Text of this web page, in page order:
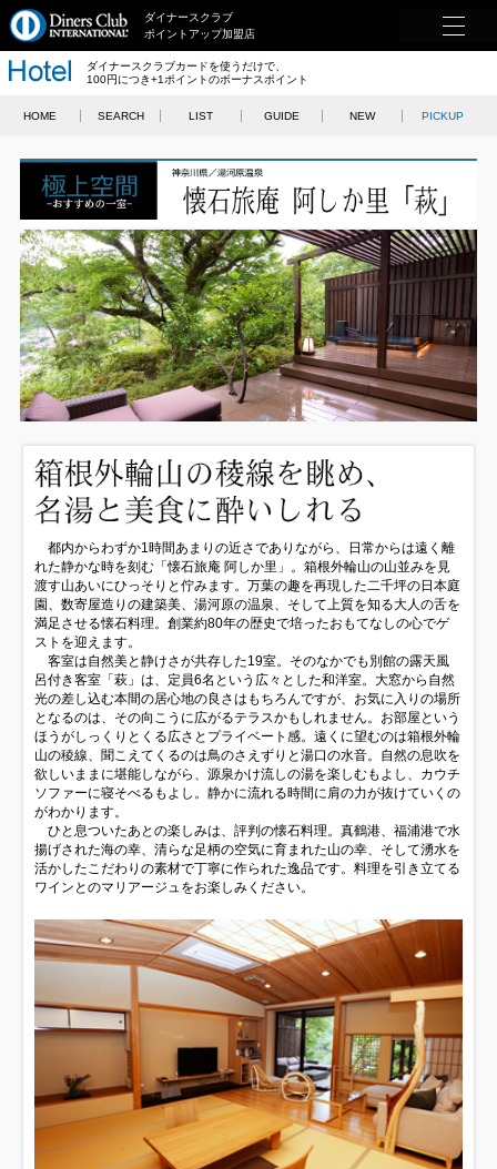
ダイナースクラブ
ポイントアップ加盟店
ダイナースクラブカードを使うだけで、
100円につき+1ポイントのボーナスポイント
HOME SEARCH LIST GUIDE NEW PICKUP
都内からわずか1時間あまりの近さでありながら、日常からは遠く離
れた静かな時を刻む「懐石旅庵 阿しか里」。箱根外輪山の山並みを見
渡す山あいにひっそりと佇みます。万葉の趣を再現した二千坪の日本庭
園、数寄屋造りの建築美、湯河原の温泉、そして上質を知る大人の舌を
満足させる懐石料理。創業約80年の歴史で培ったおもてなしの心でゲ
ストを迎えます。
客室は自然美と静けさが共存した19室。そのなかでも別館の露天風
呂付き客室「萩」は、定員6名という広々とした和洋室。大窓から自然
光の差し込む本間の居心地の良さはもちろんですが、お気に入りの場所
となるのは、その向こうに広がるテラスかもしれません。お部屋という
ほうがしっくりとくる広さとプライベート感。遠くに望むのは箱根外輪
山の稜線、聞こえてくるのは鳥のさえずりと湯口の水音。自然の息吹を
欲しいままに堪能しながら、源泉かけ流しの湯を楽しむもよし、カウチ
ソファーに寝そべるもよし。静かに流れる時間に肩の力が抜けていくの
がわかります。
ひと息ついたあとの楽しみは、評判の懐石料理。真鶴港、福浦港で水
揚げされた海の幸、清らな足柄の空気に育まれた山の幸、そして湧水を
活かしたこだわりの素材で丁寧に作られた逸品です。料理を引き立てる
ワインとのマリアージュをお楽しみください。